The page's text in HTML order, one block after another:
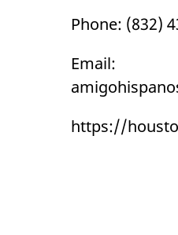
Phone: (832)
Email:
https://